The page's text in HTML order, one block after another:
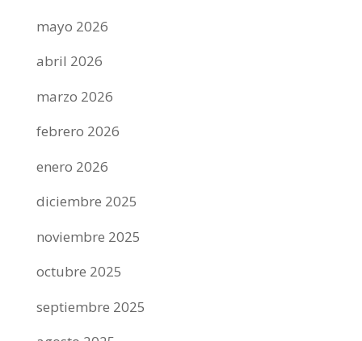
mayo 2026
abril 2026
marzo 2026
febrero 2026
enero 2026
diciembre 2025
noviembre 2025
octubre 2025
septiembre 2025